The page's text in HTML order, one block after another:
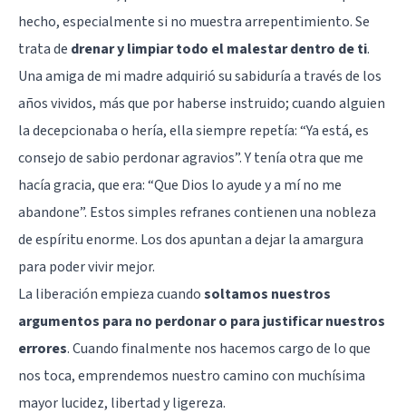
hecho, especialmente si no muestra arrepentimiento. Se
trata de drenar y limpiar todo el malestar dentro de ti.
Una amiga de mi madre adquirió su sabiduría a través de los
años vividos, más que por haberse instruido; cuando alguien
la decepcionaba o hería, ella siempre repetía: “Ya está, es
consejo de sabio perdonar agravios”. Y tenía otra que me
hacía gracia, que era: “Que Dios lo ayude y a mí no me
abandone”. Estos simples refranes contienen una nobleza
de espíritu enorme. Los dos apuntan a dejar la amargura
para poder vivir mejor.
La liberación empieza cuandosoltamos nuestros
argumentos para no perdonar o para justificar nuestros
errores. Cuando finalmente nos hacemos cargo de lo que
nos toca, emprendemos nuestro camino con muchísima
mayor lucidez, libertad y ligereza.